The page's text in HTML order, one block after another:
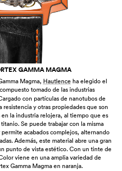
GAMMA MAGMA
Magma, Hautlence ha elegido el
tomado de las industrias
con partículas de nanotubos de
y otras propiedades que son
la industria relojera, al tiempo que es
Se puede trabajar con la misma
acabados complejos, alternando
Además, este material abre una gran
punto de vista estético. Con un tinte de
viene en una amplia variedad de
Gamma Magma en naranja.